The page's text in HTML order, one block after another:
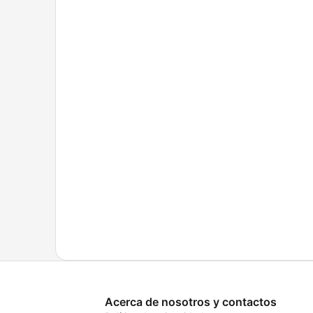
Acerca de nosotros y contactos